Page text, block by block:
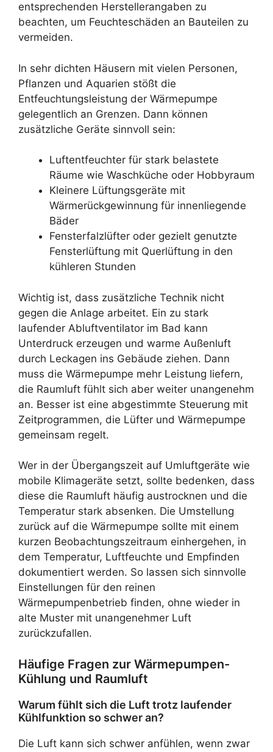
entsprechenden Herstellerangaben zu
beachten, um Feuchteschäden an Bauteilen zu
vermeiden.
In sehr dichten Häusern mit vielen Personen,
Pflanzen und Aquarien stößt die
Entfeuchtungsleistung der Wärmepumpe
gelegentlich an Grenzen. Dann können
zusätzliche Geräte sinnvoll sein:
Luftentfeuchter für stark belastete
Räume wie Waschküche oder Hobbyraum
Kleinere Lüftungsgeräte mit
Wärmerückgewinnung für innenliegende
Bäder
Fensterfalzlüfter oder gezielt genutzte
Fensterlüftung mit Querlüftung in den
kühleren Stunden
Wichtig ist, dass zusätzliche Technik nicht
gegen die Anlage arbeitet. Ein zu stark
laufender Abluftventilator im Bad kann
Unterdruck erzeugen und warme Außenluft
durch Leckagen ins Gebäude ziehen. Dann
muss die Wärmepumpe mehr Leistung liefern,
die Raumluft fühlt sich aber weiter unangenehm
an. Besser ist eine abgestimmte Steuerung mit
Zeitprogrammen, die Lüfter und Wärmepumpe
gemeinsam regelt.
Wer in der Übergangszeit auf Umluftgeräte wie
mobile Klimageräte setzt, sollte bedenken, dass
diese die Raumluft häufig austrocknen und die
Temperatur stark absenken. Die Umstellung
zurück auf die Wärmepumpe sollte mit einem
kurzen Beobachtungszeitraum einhergehen, in
dem Temperatur, Luftfeuchte und Empfinden
dokumentiert werden. So lassen sich sinnvolle
Einstellungen für den reinen
Wärmepumpenbetrieb finden, ohne wieder in
alte Muster mit unangenehmer Luft
zurückzufallen.
Häufige Fragen zur Wärmepumpen-
Kühlung und Raumluft
Warum fühlt sich die Luft trotz laufender
Kühlfunktion so schwer an?
Die Luft kann sich schwer anfühlen, wenn zwar